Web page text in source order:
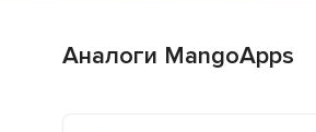
Аналоги MangoApps